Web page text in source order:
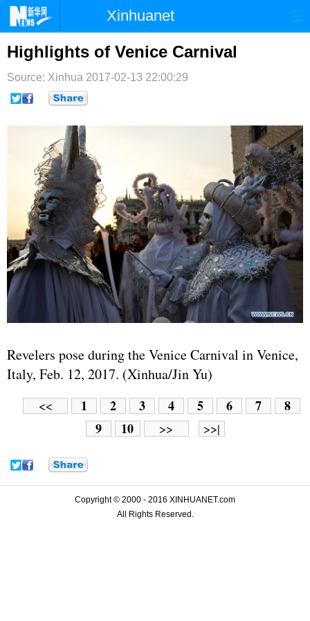
Xinhuanet
首页 时政 国际
台湾 财经 法治
纪检
论坛
博客
Highlights of Venice Carnival
Source: Xinhua 2017-02-13 22:00:29
Revelers pose during the Venice Carnival in Venice,
Italy, Feb. 12, 2017. (Xinhua/Jin Yu)
<< 1 2 3 4 5 6 7
8
9
10 >> >>|
Copyright © 2000 - 2016 XINHUANET.com
All Rights Reserved.